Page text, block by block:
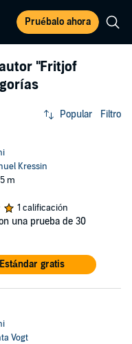
Pruébalo ahora
"Fritjof
Popular Filtro
Kressin
m
1 calificación
una prueba de 30
gratis
Vogt